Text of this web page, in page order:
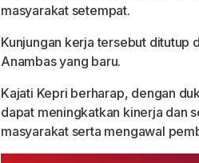
masyarakat setempat.
Kunjungan kerja tersebut ditutup
Anambas yang baru.
Kajati Kepri berharap, dengan
dapat meningkatkan kinerja dan
masyarakat serta mengawal